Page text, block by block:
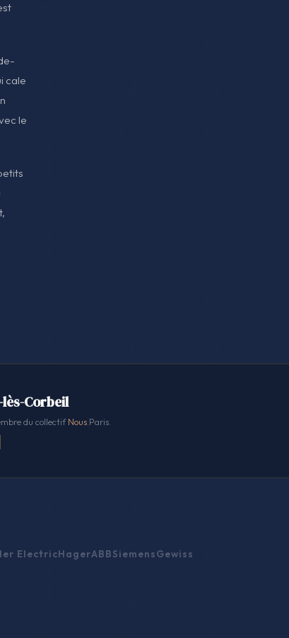
cale
le
Corbeil
du collectifNous .Paris.
ElectricHagerABBSiemensGewiss